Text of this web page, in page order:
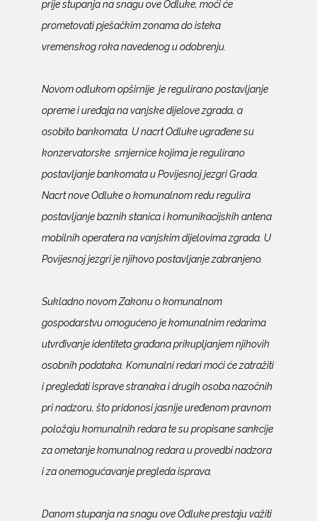
prije stupanja na snagu ove Odluke, moći će
prometovati pješačkim zonama do isteka
vremenskog roka navedenog u odobrenju.
Novom odlukom opširnije je regulirano postavljanje
opreme i uređaja na vanjske dijelove zgrada, a
osobito bankomata. U nacrt Odluke ugrađene su
konzervatorske smjernice kojima je regulirano
postavljanje bankomata u Povijesnoj jezgri Grada.
Nacrt nove Odluke o komunalnom redu regulira
postavljanje baznih stanica i komunikacijskih antena
mobilnih operatera na vanjskim dijelovima zgrada. U
Povijesnoj jezgri je njihovo postavljanje zabranjeno.
Sukladno novom Zakonu o komunalnom
gospodarstvu omogućeno je komunalnim redarima
utvrđivanje identiteta građana prikupljanjem njihovih
osobnih podataka. Komunalni redari moći će zatražiti
i pregledati isprave stranaka i drugih osoba nazočnih
pri nadzoru, što pridonosi jasnije uređenom pravnom
položaju komunalnih redara te su propisane sankcije
za ometanje komunalnog redara u provedbi nadzora
i za onemogućavanje pregleda isprava.
Danom stupanja na snagu ove Odluke prestaju važiti